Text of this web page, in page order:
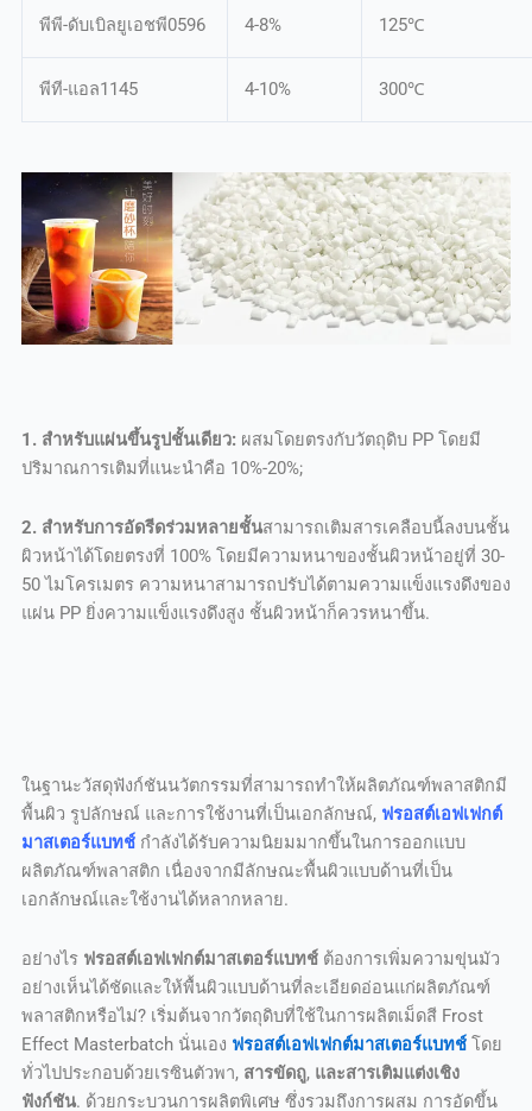
พีพี-ดับเบิลยูเอชพี0596 4-8% 125℃
พีที-แอล1145 4-10% 300℃
1. สำหรับแผ่นขึ้นรูปชั้นเดียว: ผสมโดยตรงกับวัตถุดิบ PP โดยมี
ปริมาณการเติมที่แนะนำคือ 10%-20%;
2. สำหรับการอัดรีดร่วมหลายชั้นสามารถเติมสารเคลือบนี้ลงบนชั้น
ผิวหน้าได้โดยตรงที่ 100% โดยมีความหนาของชั้นผิวหน้าอยู่ที่ 30-
50 ไมโครเมตร ความหนาสามารถปรับได้ตามความแข็งแรงดึงของ
แผ่น PP ยิ่งความแข็งแรงดึงสูง ชั้นผิวหน้าก็ควรหนาขึ้น.
ในฐานะวัสดุฟังก์ชันนวัตกรรมที่สามารถทำให้ผลิตภัณฑ์พลาสติกมี
พื้นผิว รูปลักษณ์ และการใช้งานที่เป็นเอกลักษณ์, ฟรอสต์เอฟเฟกต์
มาสเตอร์แบทช์กำลังได้รับความนิยมมากขึ้นในการออกแบบ
ผลิตภัณฑ์พลาสติก เนื่องจากมีลักษณะพื้นผิวแบบด้านที่เป็น
เอกลักษณ์และใช้งานได้หลากหลาย.
อย่างไร ฟรอสต์เอฟเฟกต์มาสเตอร์แบทช์ต้องการเพิ่มความขุ่นมัว
อย่างเห็นได้ชัดและให้พื้นผิวแบบด้านที่ละเอียดอ่อนแก่ผลิตภัณฑ์
พลาสติกหรือไม่? เริ่มต้นจากวัตถุดิบที่ใช้ในการผลิตเม็ดสี Frost
Effect Masterbatch นั่นเอง ฟรอสต์เอฟเฟกต์มาสเตอร์แบทช์โดย
ทั่วไปประกอบด้วยเรซินตัวพา, สารขัดถู, และสารเติมแต่งเชิง
ฟังก์ชัน. ด้วยกระบวนการผลิตพิเศษ ซึ่งรวมถึงการผสม การอัดขึ้น